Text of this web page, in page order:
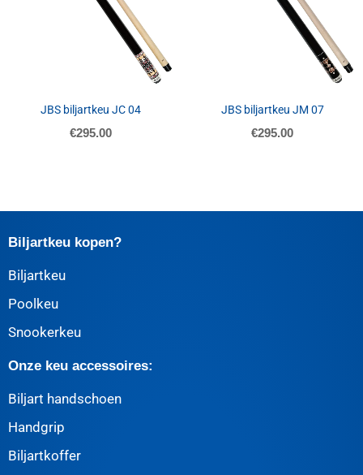
JBS biljartkeu JC 04
€295.00
JBS biljartkeu JM 07
€295.00
Biljartkeu kopen?
Biljartkeu
Poolkeu
Snookerkeu
Onze keu accessoires:
Biljart handschoen
Handgrip
Biljartkoffer